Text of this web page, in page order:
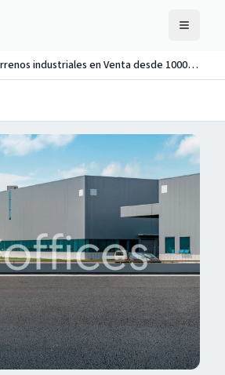
terrenos industriales en Venta desde 1000 m2 en Juárez Nuevo Leon